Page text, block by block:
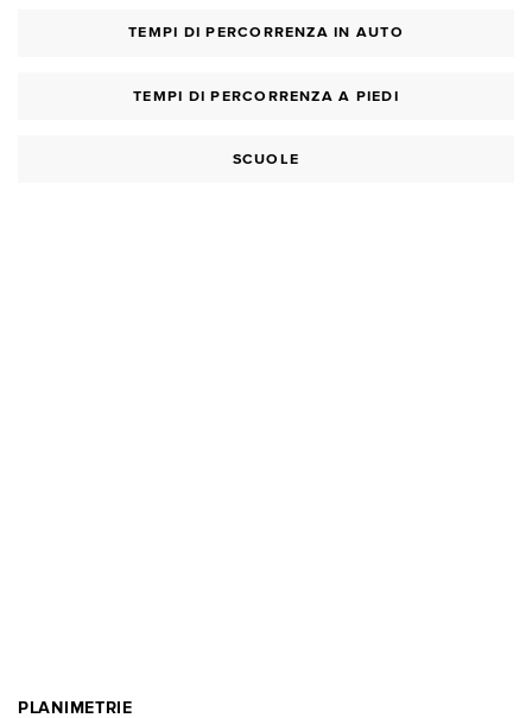
TEMPI DI PERCORRENZA IN AUTO
TEMPI DI PERCORRENZA A PIEDI
SCUOLE
PLANIMETRIE